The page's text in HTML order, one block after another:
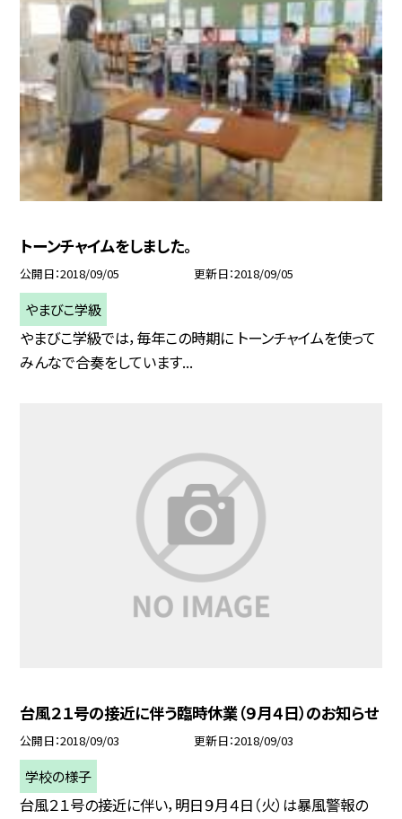
トーンチャイムをしました。
公開日 2018/09/05 更新日 2018/09/05
やまびこ学級
やまびこ学級では，毎年この時期に トーンチャイムを使って
みんなで合奏をしています...
台風２１号の接近に伴う臨時休業（９月４日）のお知らせ
公開日 2018/09/03 更新日 2018/09/03
学校の様子
台風２１号の接近に伴い，明日９月４日（火）は暴風警報の